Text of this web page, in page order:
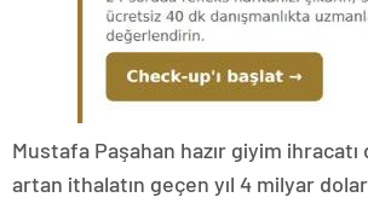
Mustafa Paşahan hazır giyim ihracatı
artan ithalatın geçen yıl 4 milyar dolar